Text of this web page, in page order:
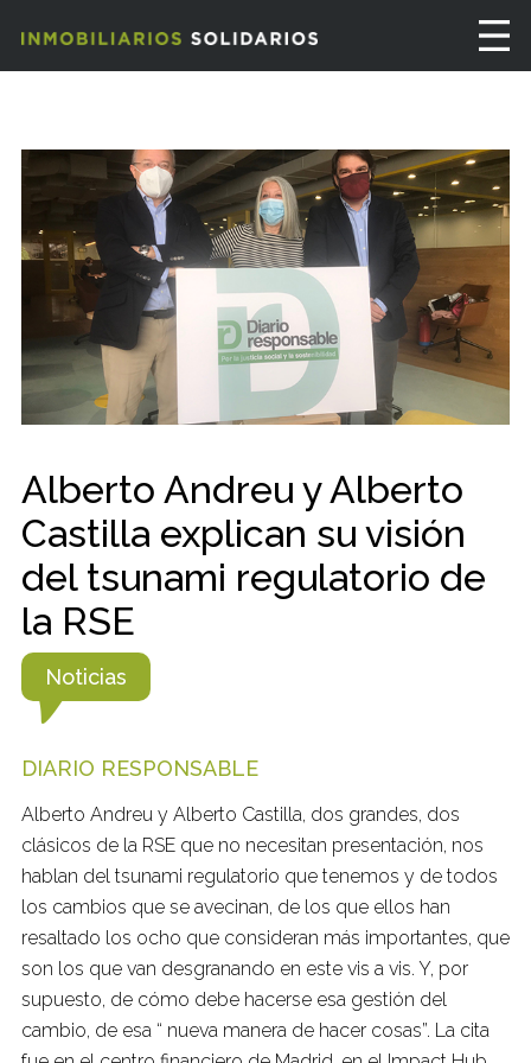
Alberto Andreu y Alberto
Castilla explican su visión
del tsunami regulatorio de
la RSE
Noticias
DIARIO RESPONSABLE
Alberto Andreu y Alberto Castilla, dos grandes, dos
clásicos de la RSE que no necesitan presentación, nos
hablan del tsunami regulatorio que tenemos y de todos
los cambios que se avecinan, de los que ellos han
resaltado los ocho que consideran más importantes, que
son los que van desgranando en este vis a vis. Y, por
supuesto, de cómo debe hacerse esa gestión del
cambio, de esa “ nueva manera de hacer cosas”. La cita